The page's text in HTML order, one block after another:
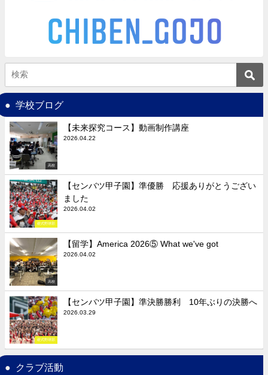
学校ブログ
高校
【未来探究コース】動画制作講座
2026.04.22
硬式野球部
【センバツ甲子園】準優勝 応援ありがとうござい
ました
2026.04.02
高校
【留学】America 2026⑤ What we've got
2026.04.02
硬式野球部
【センバツ甲子園】準決勝勝利 10年ぶりの決勝へ
2026.03.29
クラブ活動